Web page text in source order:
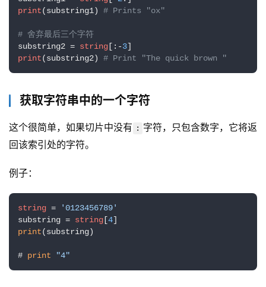
print(substring1) # Prints "ox"
# 舍弃最后三个字符
substring2 = string [:-3
print(substring2) # Print "The quick brown "
获取字符串中的一个字符
这个很简单，如果切片中没有 : 字符，只包含数字，它将返
回该索引处的字符。
例子：
string =
'0123456789'
substring = string [4
print(substring)
# print "4"